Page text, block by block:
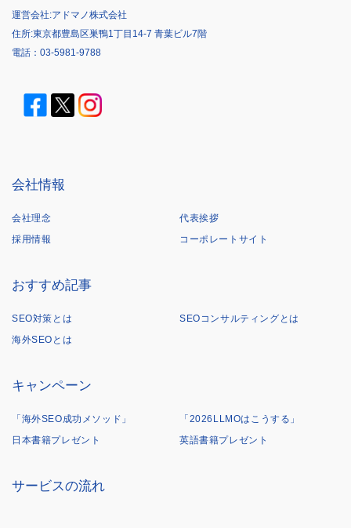
運営会社:アドマノ株式会社
住所:東京都豊島区巣鴨1丁目14-7 青葉ビル7階
電話： 03-5981-9788
会社情報
会社理念
代表挨拶
採用情報
コーポレートサイト
おすすめ記事
SEO対策とは
SEOコンサルティングとは
海外SEOとは
キャンペーン
「海外SEO成功メソッド」
「2026LLMOはこうする」
日本書籍プレゼント
英語書籍プレゼント
サービスの流れ